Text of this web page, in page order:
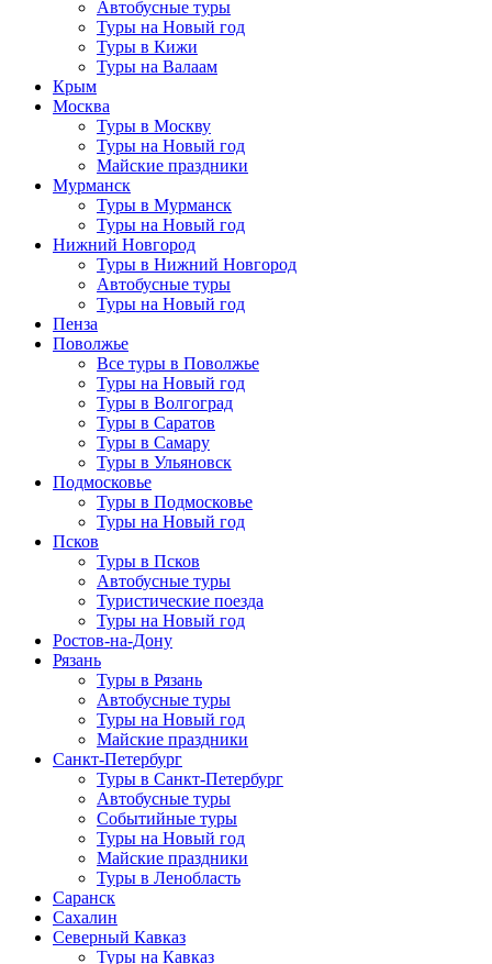
Автобусные туры
Туры на Новый год
Туры в Кижи
Туры на Валаам
Крым
Москва
Туры в Москву
Туры на Новый год
Майские праздники
Мурманск
Туры в Мурманск
Туры на Новый год
Нижний Новгород
Туры в Нижний Новгород
Автобусные туры
Туры на Новый год
Пенза
Поволжье
Все туры в Поволжье
Туры на Новый год
Туры в Волгоград
Туры в Саратов
Туры в Самару
Туры в Ульяновск
Подмосковье
Туры в Подмосковье
Туры на Новый год
Псков
Туры в Псков
Автобусные туры
Туристические поезда
Туры на Новый год
Ростов-на-Дону
Рязань
Туры в Рязань
Автобусные туры
Туры на Новый год
Майские праздники
Санкт-Петербург
Туры в Санкт-Петербург
Автобусные туры
Событийные туры
Туры на Новый год
Майские праздники
Туры в Ленобласть
Саранск
Сахалин
Северный Кавказ
Туры на Кавказ